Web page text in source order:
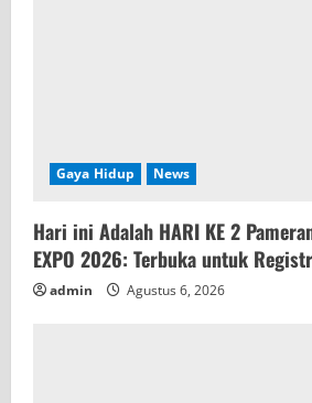
Gaya Hidup News
Hari ini Adalah HARI KE 2
EXPO 2026: Terbuka untuk
admin Agustus 6, 2026